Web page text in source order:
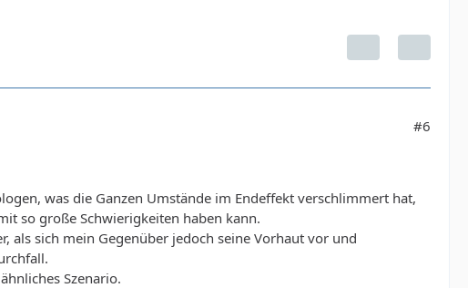
#6
was die Ganzen Umstände im Endeffekt verschlimmert hat,
so große Schwierigkeiten haben kann.
als sich mein Gegenüber jedoch seine Vorhaut vor und
Szenario.